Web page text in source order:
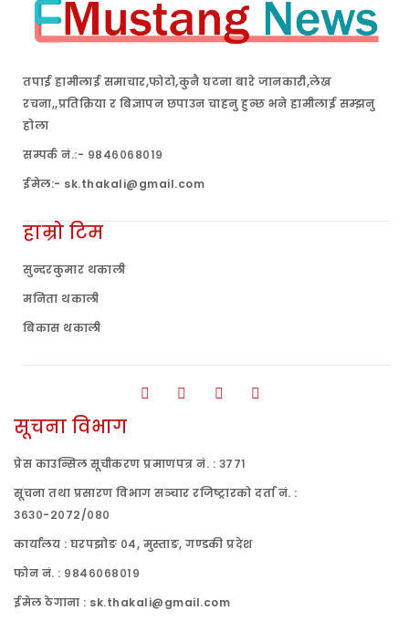
तपाई हामीलाई समाचार,फोटो,कुनै घटना बारे जानकारी,लेख
रचना,,प्रतिक्रिया र बिज्ञापन छपाउन चाहनु हुन्छ भने हामीलाई सम्झनु
होला
सम्पर्क नं.:- ९८४६०६८०१९
ईमेल:- sk.thakali@gmail.com
हाम्रो टिम
सुन्दरकुमार थकाली
मनिता थकाली
बिकास थकाली
सूचना विभाग
प्रेस काउन्सिल सूचीकरण प्रमाणपत्र नं. : ३७७१
सूचना तथा प्रसारण विभाग सञ्चार रजिष्ट्रारको दर्ता नं. :
३६३०-२०७२/०८०
कार्यालय : घरपझोङ ०४, मुस्ताङ, गण्डकी प्रदेश
फोन नं. : ९८४६०६८०१९
ईमेल ठेगाना : sk.thakali@gmail.com